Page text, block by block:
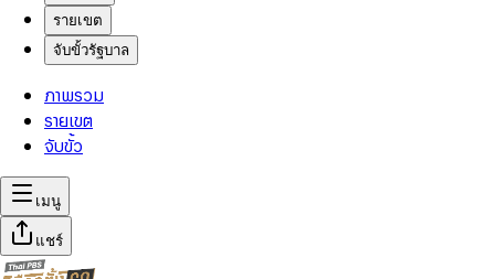
รายเขต
จับขั้วรัฐบาล
ภาพรวม
รายเขต
จับขั้ว
เมนู
แชร์